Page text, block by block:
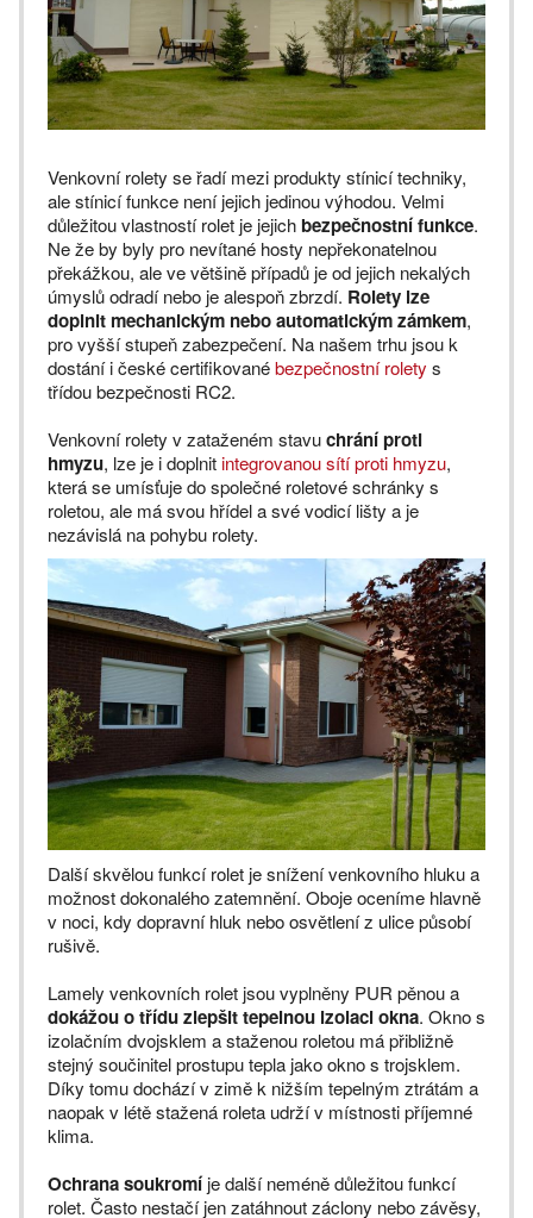
Venkovní rolety se řadí mezi produkty stínicí techniky,
ale stínicí funkce není jejich jedinou výhodou. Velmi
důležitou vlastností rolet je jejichbezpečnostní funkce.
Ne že by byly pro nevítané hosty nepřekonatelnou
překážkou, ale ve většině případů je od jejich nekalých
úmyslů odradí nebo je alespoň zbrzdí. Rolety lze
doplnit mechanickým nebo automatickým zámkem,
pro vyšší stupeň zabezpečení. Na našem trhu jsou k
dostání i české certifikovanébezpečnostní rolety s
třídou bezpečnosti RC2.
Venkovní rolety v zataženém stavuchrání proti
hmyzu, lze je i doplnit integrovanou sítí proti hmyzu,
která se umísťuje do společné roletové schránky s
roletou, ale má svou hřídel a své vodicí lišty a je
nezávislá na pohybu rolety.
Další skvělou funkcí rolet je snížení venkovního hluku a
možnost dokonalého zatemnění. Oboje oceníme hlavně
v noci, kdy dopravní hluk nebo osvětlení z ulice působí
rušivě.
Lamely venkovních rolet jsou vyplněny PUR pěnou a
dokážou o třídu zlepšit tepelnou izolaci okna. Okno s
izolačním dvojsklem a staženou roletou má přibližně
stejný součinitel prostupu tepla jako okno s trojsklem.
Díky tomu dochází v zimě k nižším tepelným ztrátám a
naopak v létě stažená roleta udrží v místnosti příjemné
klima.
Ochrana soukromí je další neméně důležitou funkcí
rolet. Často nestačí jen zatáhnout záclony nebo závěsy,